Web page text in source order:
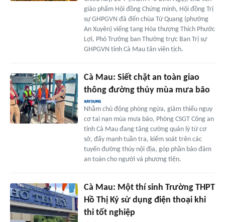
giáo phẩm Hội đồng Chứng minh, Hội đồng Trị
sự GHPGVN đã đến chùa Từ Quang (phường
An Xuyên) viếng tang Hòa thượng Thích Phước
Lợi, Phó Trưởng ban Thường trực Ban Trị sự
GHPGVN tỉnh Cà Mau tân viên tịch.
Cà Mau: Siết chặt an toàn giao
thông đường thủy mùa mưa bão
Nhằm chủ động phòng ngừa, giảm thiểu nguy
cơ tai nạn mùa mưa bão, Phòng CSGT Công an
tỉnh Cà Mau đang tăng cường quản lý từ cơ
sở, đẩy mạnh tuần tra, kiểm soát trên các
tuyến đường thủy nội địa, góp phần bảo đảm
an toàn cho người và phương tiện.
Cà Mau: Một thí sinh Trường THPT
Hồ Thị Kỷ sử dụng điện thoại khi
thi tốt nghiệp